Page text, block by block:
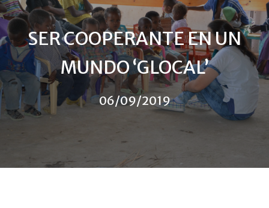
SER COOPERANTE EN UN
MUNDO ‘GLOCAL’
06/09/2019